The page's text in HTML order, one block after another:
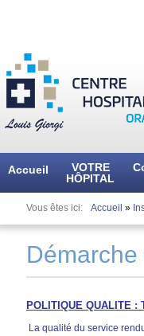
Accueil
VOTRE
HÔPITAL
Vous êtes ici Accueil »
POLITIQUE QUALITE :
La qualité du service